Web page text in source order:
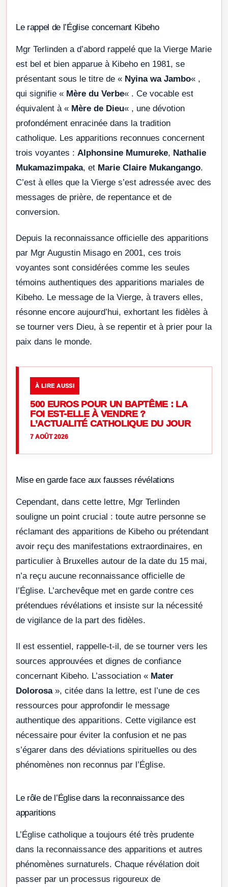
Le rappel de l’Église concernant Kibeho
Mgr Terlinden a d’abord rappelé que la Vierge Marie
est bel et bien apparue à Kibeho en 1981, se
présentant sous le titre de « Nyina wa Jambo« ,
qui signifie « Mère du Verbe« . Ce vocable est
équivalent à « Mère de Dieu« , une dévotion
profondément enracinée dans la tradition
catholique. Les apparitions reconnues concernent
trois voyantes : Alphonsine Mumureke, Nathalie
Mukamazimpaka, et Marie Claire Mukangango.
C’est à elles que la Vierge s’est adressée avec des
messages de prière, de repentance et de
conversion.
Depuis la reconnaissance officielle des apparitions
par Mgr Augustin Misago en 2001, ces trois
voyantes sont considérées comme les seules
témoins authentiques des apparitions mariales de
Kibeho. Le message de la Vierge, à travers elles,
résonne encore aujourd’hui, exhortant les fidèles à
se tourner vers Dieu, à se repentir et à prier pour la
paix dans le monde.
À LIRE AUSSI
500 EUROS POUR UN BAPTÊME : LA
FOI EST-ELLE À VENDRE ?
L’ACTUALITÉ CATHOLIQUE DU JOUR
7 AOÛT 2026
Mise en garde face aux fausses révélations
Cependant, dans cette lettre, Mgr Terlinden
souligne un point crucial : toute autre personne se
réclamant des apparitions de Kibeho ou prétendant
avoir reçu des manifestations extraordinaires, en
particulier à Bruxelles autour de la date du 15 mai,
n’a reçu aucune reconnaissance officielle de
l’Église. L’archevêque met en garde contre ces
prétendues révélations et insiste sur la nécessité
de vigilance de la part des fidèles.
Il est essentiel, rappelle-t-il, de se tourner vers les
sources approuvées et dignes de confiance
concernant Kibeho. L’association « Mater
Dolorosa », citée dans la lettre, est l’une de ces
ressources pour approfondir le message
authentique des apparitions. Cette vigilance est
nécessaire pour éviter la confusion et ne pas
s’égarer dans des déviations spirituelles ou des
phénomènes non reconnus par l’Église.
Le rôle de l’Église dans la reconnaissance des
apparitions
L’Église catholique a toujours été très prudente
dans la reconnaissance des apparitions et autres
phénomènes surnaturels. Chaque révélation doit
passer par un processus rigoureux de